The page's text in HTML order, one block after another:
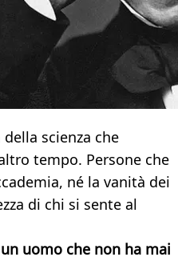
scienza che
tempo. Persone che
né la vanità dei
di chi si sente al
uomo che non ha mai